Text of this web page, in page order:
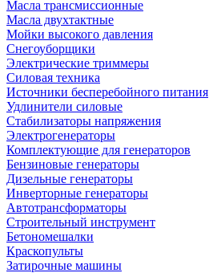
Масла трансмиссионные
Масла двухтактные
Мойки высокого давления
Снегоуборщики
Электрические триммеры
Силовая техника
Источники бесперебойного питания
Удлинители силовые
Стабилизаторы напряжения
Электрогенераторы
Комплектующие для генераторов
Бензиновые генераторы
Дизельные генераторы
Инверторные генераторы
Автотрансформаторы
Строительный инструмент
Бетономешалки
Краскопульты
Затирочные машины